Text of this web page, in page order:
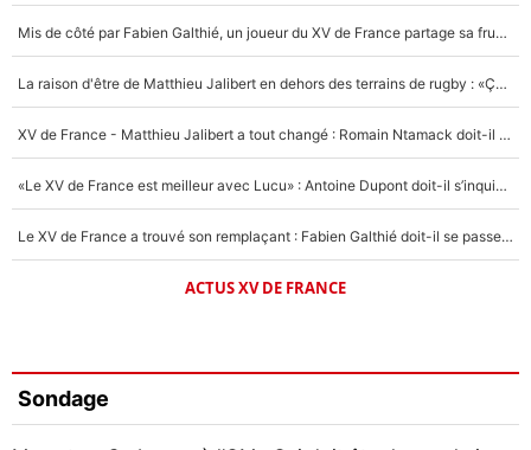
Mis de côté par Fabien Galthié, un joueur du XV de France partage sa frustration : «ils ne me l’ont pas dit tout de suite»
La raison d'être de Matthieu Jalibert en dehors des terrains de rugby : «Ça m'atteint autant que si tu touches à un membre de ma famille»
XV de France - Matthieu Jalibert a tout changé : Romain Ntamack doit-il s’inquiéter pour sa place à un an de la Coupe du monde ?
«Le XV de France est meilleur avec Lucu» : Antoine Dupont doit-il s’inquiéter pour sa place ?
Le XV de France a trouvé son remplaçant : Fabien Galthié doit-il se passer d'Antoine Dupont ?
ACTUS XV DE FRANCE
Sondage